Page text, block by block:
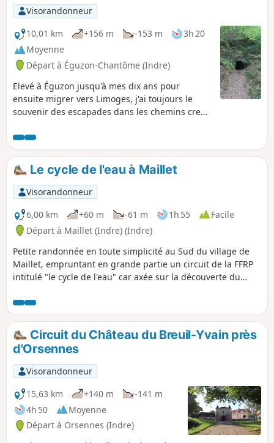
Visorandonneur
10,01 km
+156 m -153 m
3h 20
Moyenne
Départ à Éguzon-Chantôme (Indre)
Elevé à Éguzon jusqu'à mes dix ans pour
ensuite migrer vers Limoges, j'ai toujours le
souvenir des escapades dans les chemins creux
royaume du châtaignier, de la fougère et des
vaches limousines, laissez-vous aller à
baguenauder, à musarder, à flâner dans le
bocage de pierres sèches et des arbres
caverneux. Tentez la chasse au dahut à la nuit
tombante. Retrouvez votre âme d'enfant en
laissant du temps au temps et des mollets aux
randonnées
Le cycle de l'eau à Maillet
Visorandonneur
6,00 km
+60 m -61 m 1h 55
Facile
Départ à Maillet (Indre) (Indre)
Petite randonnée en toute simplicité au Sud du village de
Maillet, empruntant en grande partie un circuit de la FFRP
intitulé "le cycle de l'eau" car axée sur la découverte du
des Eaux.
Circuit du Château du Breuil-Yvain près
d'Orsennes
Visorandonneur
15,63 km
+140 m
-141 m
4h 50
Moyenne
Départ à Orsennes (Indre)